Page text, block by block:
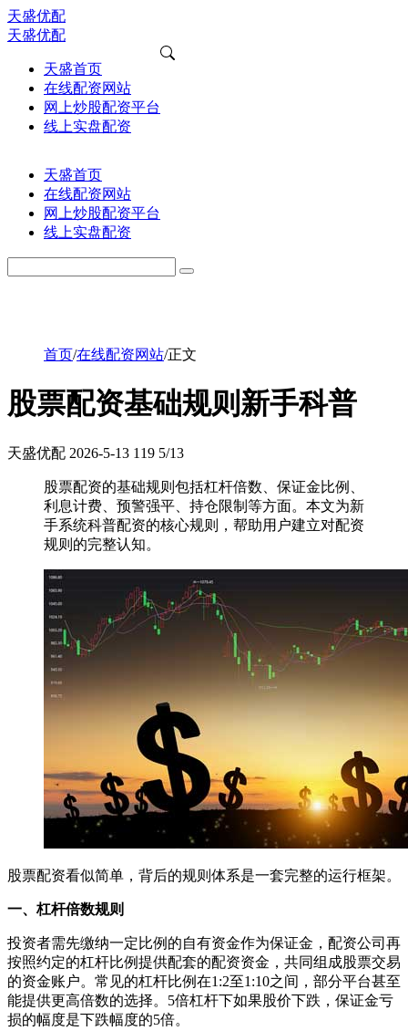
天盛优配
天盛优配
天盛首页
在线配资网站
网上炒股配资平台
线上实盘配资
天盛首页
在线配资网站
网上炒股配资平台
线上实盘配资
首页/在线配资网站/正文
股票配资基础规则新手科普
天盛优配 2026-5-13 119 5/13
股票配资的基础规则包括杠杆倍数、保证金比例、
利息计费、预警强平、持仓限制等方面。本文为新
手系统科普配资的核心规则，帮助用户建立对配资
规则的完整认知。
股票配资看似简单，背后的规则体系是一套完整的运行框架。
一、杠杆倍数规则
投资者需先缴纳一定比例的自有资金作为保证金，配资公司再
按照约定的杠杆比例提供配套的配资资金，共同组成股票交易
的资金账户。常见的杠杆比例在1:2至1:10之间，部分平台甚至
能提供更高倍数的选择。5倍杠杆下如果股价下跌，保证金亏
损的幅度是下跌幅度的5倍。